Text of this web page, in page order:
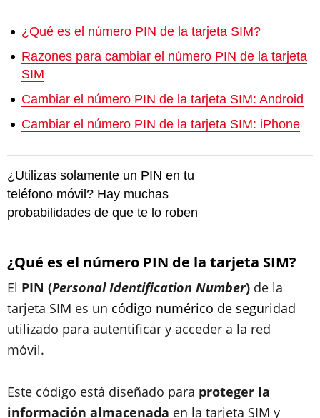
¿Qué es el número PIN de la tarjeta SIM?
Razones para cambiar el número PIN de la tarjeta
SIM
Cambiar el número PIN de la tarjeta SIM: Android
Cambiar el número PIN de la tarjeta SIM: iPhone
¿Utilizas solamente un PIN en tu
teléfono móvil? Hay muchas
probabilidades de que te lo roben
¿Qué es el número PIN de la tarjeta SIM?
El PIN (Personal Identification Number) de la
tarjeta SIM es un código numérico de seguridad
utilizado para autentificar y acceder a la red
móvil.
Este código está diseñado para proteger la
información almacenada en la tarjeta SIM y